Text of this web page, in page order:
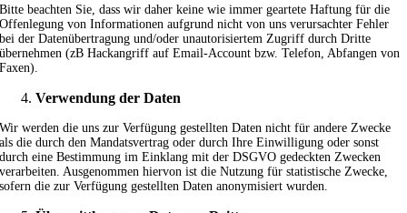
Bitte beachten Sie, dass wir daher keine wie immer geartete Haftung für die
Offenlegung von Informationen aufgrund nicht von uns verursachter Fehler
bei der Datenübertragung und/oder unautorisiertem Zugriff durch Dritte
übernehmen (zB Hackangriff auf Email-Account bzw. Telefon, Abfangen von
Faxen).
Verwendung der Daten
Wir werden die uns zur Verfügung gestellten Daten nicht für andere Zwecke
als die durch den Mandatsvertrag oder durch Ihre Einwilligung oder sonst
durch eine Bestimmung im Einklang mit der DSGVO gedeckten Zwecken
verarbeiten. Ausgenommen hiervon ist die Nutzung für statistische Zwecke,
sofern die zur Verfügung gestellten Daten anonymisiert wurden.